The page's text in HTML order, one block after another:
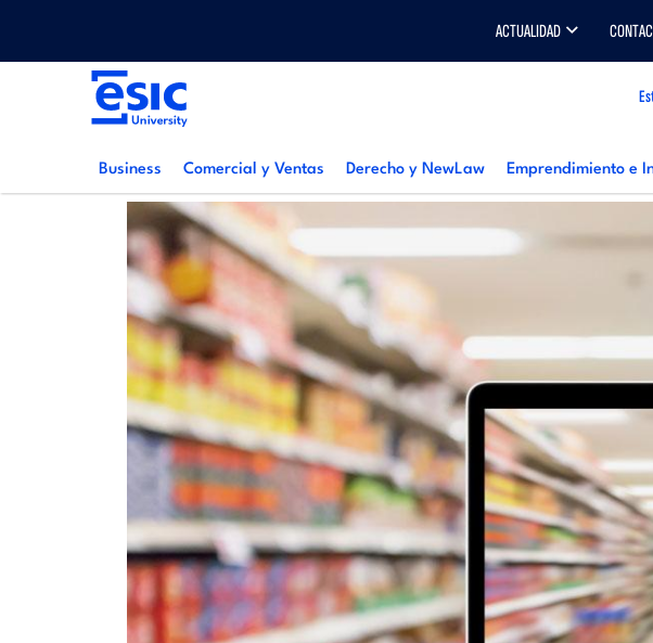
ACTUALIDAD
Business Comercial y Ventas Derecho y NewLaw Emprendimiento e